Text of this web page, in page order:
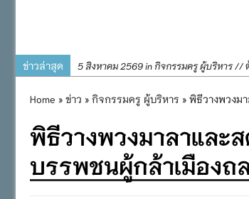
ข่าวล่าสุด 5 สิงหาคม 2569 in กิจกรรมครู ผู้บริหาร //
31 กรกฎาคม 2569 in กิจกรรมครู ผู้บริหาร //
31 กรกฎาคม 2569 in กิจกรรมนักเรียน // กิ
31 กรกฎาคม 2569 in กิจกรรมนักเรียน //กิ
Home » ข่าว » กิจกรรมครู ผู้บริหาร » พิธีวางพวงม
พิธีวางพวงมาลาและ
บรรพชนผู้กล้าเมืองถ